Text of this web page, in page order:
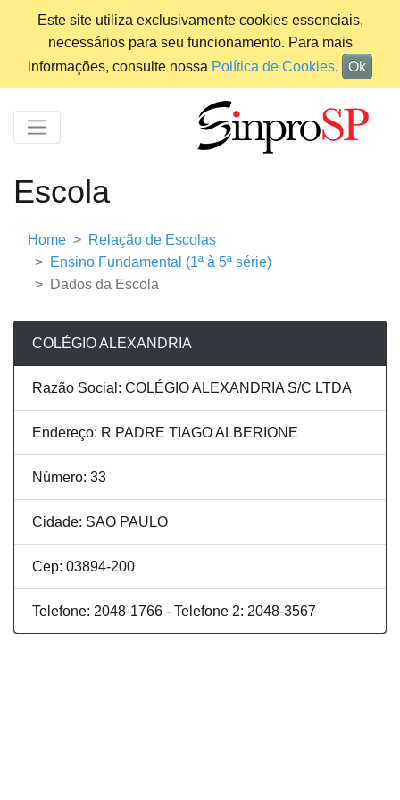
Este site utiliza exclusivamente cookies essenciais,
necessários para seu funcionamento. Para mais
informações, consulte nossa Política de Cookies. Ok
Escola
Home
Relação de Escolas
Ensino Fundamental (1ª à 5ª série)
Dados da Escola
COLÉGIO ALEXANDRIA
Razão Social: COLÉGIO ALEXANDRIA S/C LTDA
Endereço: R PADRE TIAGO ALBERIONE
Número: 33
Cidade: SAO PAULO
Cep: 03894-200
Telefone: 2048-1766 - Telefone 2: 2048-3567